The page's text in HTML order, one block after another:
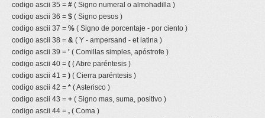
codigo ascii 35 = # ( Signo numeral o almohadilla )
codigo ascii 36 = $ ( Signo pesos )
codigo ascii 37 = % ( Signo de porcentaje - por ciento )
codigo ascii 38 = & ( Y - ampersand - et latina )
codigo ascii 39 = ' ( Comillas simples, apóstrofe )
codigo ascii 40 = ( ( Abre paréntesis )
codigo ascii 41 = ) ( Cierra paréntesis )
codigo ascii 42 = * ( Asterisco )
codigo ascii 43 = + ( Signo mas, suma, positivo )
codigo ascii 44 = , ( Coma )